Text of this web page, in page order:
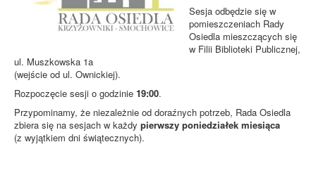
Sesja odbędzie się w
pomieszczeniach Rady
Osiedla mieszczących się
w Filii Biblioteki Publicznej,
ul. Muszkowska 1a
(wejście od ul. Ownickiej).
Rozpoczęcie sesji o godzinie 19:00.
Przypominamy, że niezależnie od doraźnych potrzeb, Rada Osiedla
zbiera się na sesjach w każdy pierwszy poniedziałek miesiąca
(z wyjątkiem dni świątecznych).